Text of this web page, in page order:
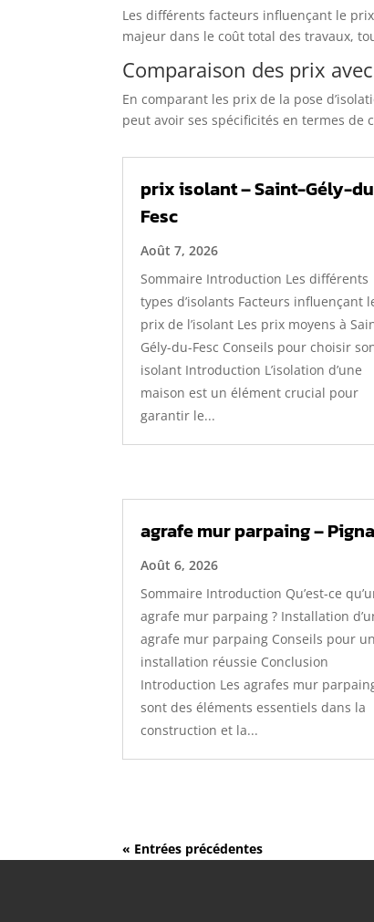
Les différents facteurs influençant le
majeur dans le coût total des travaux,
Comparaison des prix
En comparant les prix de la pose
peut avoir ses spécificités en termes
prix isolant – Saint-Gély-
Fesc
Août 7, 2026
Sommaire Introduction Les différents
types d’isolants Facteurs influençant
prix de l’isolant Les prix moyens à
Gély-du-Fesc Conseils pour choisir
isolant Introduction L’isolation d’une
maison est un élément crucial pour
garantir le...
agrafe mur parpaing –
Août 6, 2026
Sommaire Introduction Qu’est-ce
agrafe mur parpaing ? Installation
agrafe mur parpaing Conseils pour
installation réussie Conclusion
Introduction Les agrafes mur
sont des éléments essentiels dans la
construction et la...
« Entrées précédentes